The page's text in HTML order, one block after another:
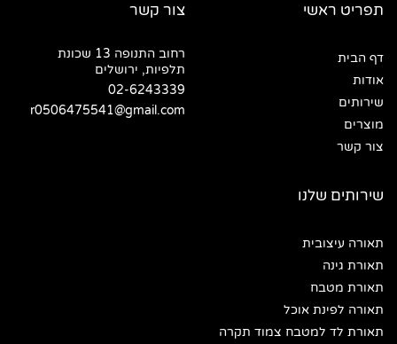
תפריט ראשי
דף הבית
אודות
שירותים
מוצרים
צור קשר
שירותים שלנו
תאורה עיצובית
תאורת גינה
תאורת מטבח
תאורה לפינת אוכל
תאורת לד למטבח צמוד תקרה
צור קשר
רחוב התנופה 13 שכונת
תלפיות, ירושלים
02-6243339
r0506475541@gmail.com